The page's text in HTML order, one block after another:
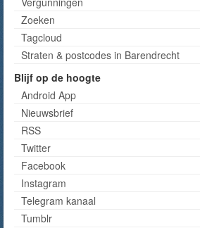
Zoeken
Tagcloud
Straten & postcodes in Barendrecht
Blijf op de hoogte
Android App
Nieuwsbrief
RSS
Twitter
Facebook
Instagram
Telegram kanaal
Tumblr